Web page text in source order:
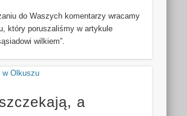
do Waszych komentarzy wracamy
który poruszaliśmy w artykule
wilkiem”.
a